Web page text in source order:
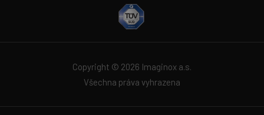
Copyright © 2026 Imaginox a.s.
Všechna práva vyhrazena